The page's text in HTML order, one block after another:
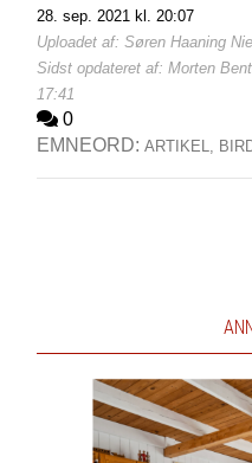
28. sep. 2021 kl. 20:07
Uploadet af: Søren Haaning
Sidst opdateret af: Morten
17:41
0
EMNEORD: ARTIKEL,